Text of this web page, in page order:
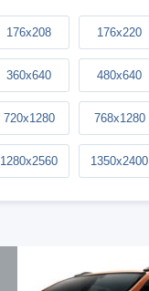
176x208 176x220
360x640 480x640
720x1280 768x1280
1280x2560 1350x2400